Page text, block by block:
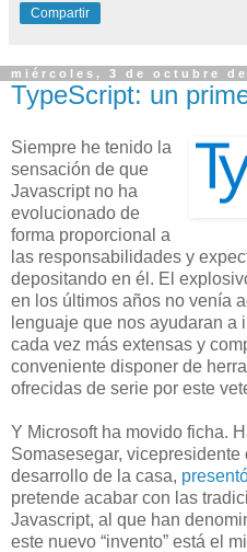
Compartir
miércoles, 3 de octubre de
TypeScript: un
Siempre he tenido la
sensación de que
Javascript no ha
evolucionado de
forma proporcional a
las responsabilidades y
depositando en él. El
en los últimos años no venía
lenguaje que nos ayudaran
cada vez más extensas y
conveniente disponer de
ofrecidas de serie por este
Y Microsoft ha movido ficha.
Somasesegar,
desarrollo de la casa,
pretende acabar con las
Javascript, al que han
este nuevo “invento” está el